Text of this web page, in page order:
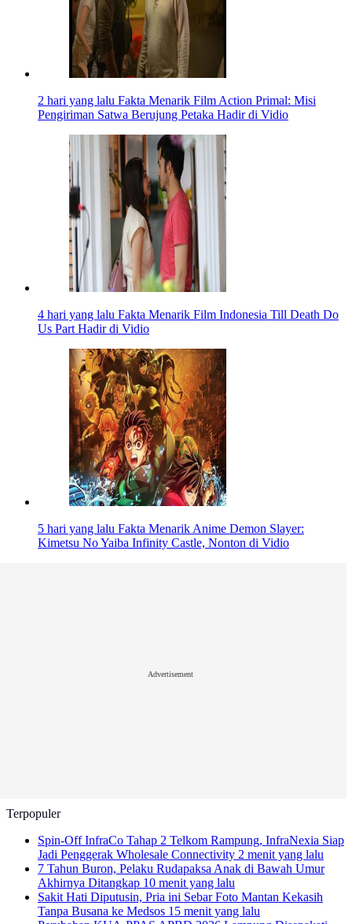
2 hari yang lalu Fakta Menarik Film Action Primal: Misi
Pengiriman Satwa Berujung Petaka Hadir di Vidio
4 hari yang lalu Fakta Menarik Film Indonesia Till Death Do
Us Part Hadir di Vidio
5 hari yang lalu Fakta Menarik Anime Demon Slayer:
Kimetsu No Yaiba Infinity Castle, Nonton di Vidio
Advertisement
Terpopuler
Spin-Off InfraCo Tahap 2 Telkom Rampung, InfraNexia Siap
Jadi Penggerak Wholesale Connectivity 2 menit yang lalu
7 Tahun Buron, Pelaku Rudapaksa Anak di Bawah Umur
Akhirnya Ditangkap 10 menit yang lalu
Sakit Hati Diputusin, Pria ini Sebar Foto Mantan Kekasih
Tanpa Busana ke Medsos 15 menit yang lalu